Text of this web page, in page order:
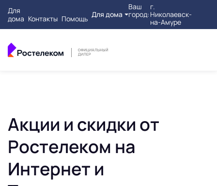
Для
дома Контакты Помощь Для дома
Ваш
город:
г.
Николаевск-
на-Амуре
Акции и скидки от
Ростелеком на
Интернет и